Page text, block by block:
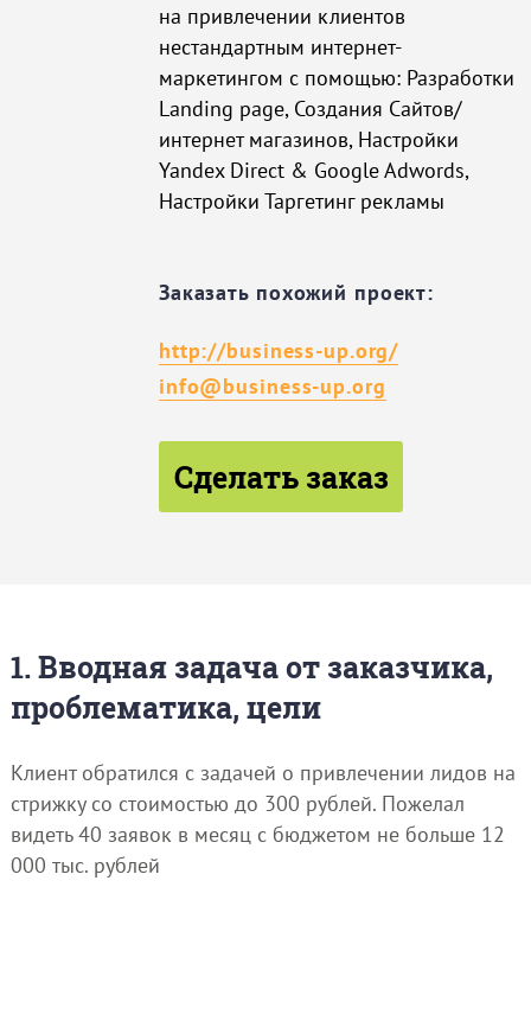
на привлечении клиентов
нестандартным интернет-
маркетингом с помощью: Разработки
Landing page, Создания Сайтов/
интернет магазинов, Настройки
Yandex Direct & Google Adwords,
Настройки Таргетинг рекламы
Заказать похожий проект:
http://business-up.org/
info@business-up.org
Сделать заказ
1. Вводная задача от заказчика,
проблематика, цели
Клиент обратился с задачей о привлечении лидов на
стрижку со стоимостью до 300 рублей. Пожелал
видеть 40 заявок в месяц с бюджетом не больше 12
000 тыс. рублей